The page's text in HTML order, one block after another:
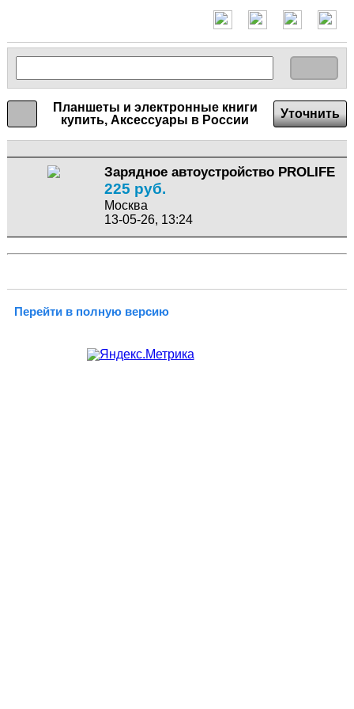
Планшеты и электронные книги
купить, Аксессуары в России
Уточнить
Зарядное автоустройство PROLIFE
225 руб.
Москва
13-05-26, 13:24
Перейти в полную версию